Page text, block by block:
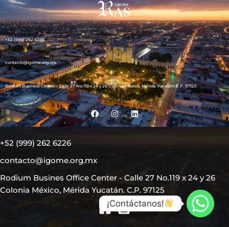
+52 (999) 262 6226
contacto@igome.org.mx​
Rodium Business Center – Calle 27 No.119 x 24 y 26 Colonia México, Mérida Yucatán. C.P. 97125​
F
a
c
k
I
n
s
L
i
n
+52 (999) 262 6226​
contacto@igome.org.mx​
Rodium Busines Office Center - Calle 27 No.119 x 24 y 26
Colonia México, Mérida Yucatán. C.P. 97125​
¡Contáctanos!